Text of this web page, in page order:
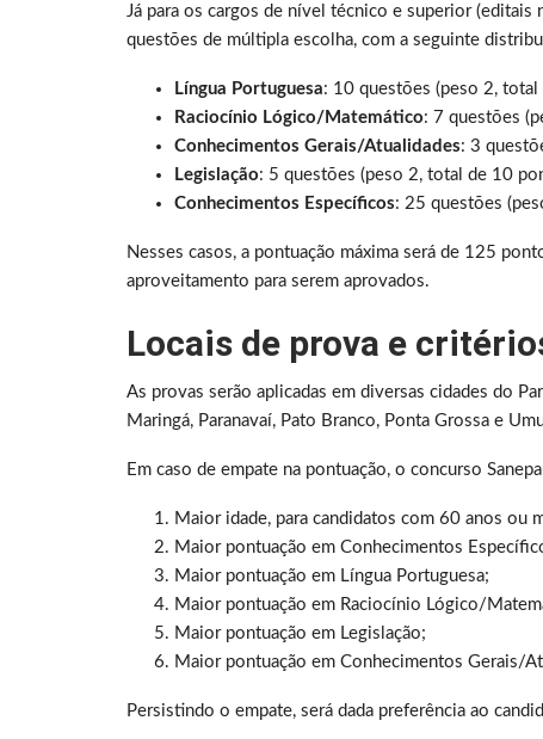
Já para os cargos de nível técnico e superior
questões de múltipla escolha, com a seguinte
Língua Portuguesa: 10 questões (peso 2,
Raciocínio Lógico/Matemático: 7 questões
Conhecimentos Gerais/Atualidades: 3
Legislação: 5 questões (peso 2, total de 10
Conhecimentos Específicos: 25 questões
Nesses casos, a pontuação máxima será de 125
aproveitamento para serem aprovados.
Locais de prova e
As provas serão aplicadas em diversas cidades do
Maringá, Paranavaí, Pato Branco, Ponta Grossa e
Em caso de empate na pontuação, o concurso
Maior idade, para candidatos com 60 anos ou
Maior pontuação em Conhecimentos
Maior pontuação em Língua Portuguesa;
Maior pontuação em Raciocínio Lógico/
Maior pontuação em Legislação;
Maior pontuação em Conhecimentos Gerais/
Persistindo o empate, será dada preferência ao